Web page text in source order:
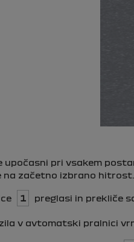
upočasni pri vsakem
na začetno izbrano hitrost.
1 preglasi in prekliče
v avtomatski pralnici